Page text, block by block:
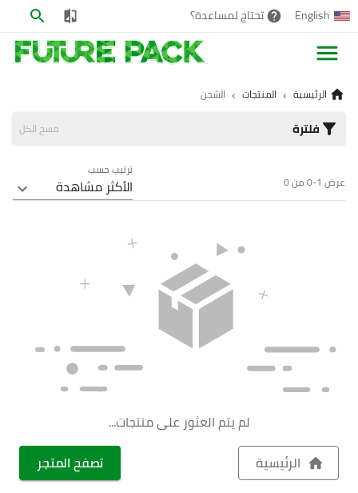
English تحتاج لمساعدة؟
الرئيسية › المنتجات › الشحن
فلترة مسح الكل
عرض 1-0 من 0
ترتيب حسب
الأكثر مشاهدة
+
+
+
لم يتم العثور على منتجات...
الرئيسية
تصفح المتجر